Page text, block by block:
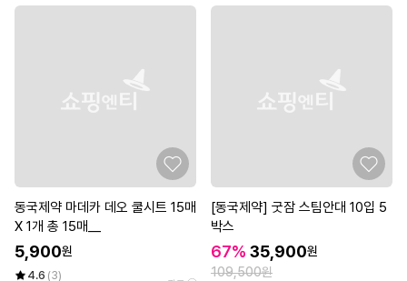
동국제약 마데카 데오 쿨시트 15매
X 1개 총 15매__
5,900원
4.6 (3)
[동국제약] 굿잠 스팀안대 10입 5
박스
67% 35,900원
109,500원